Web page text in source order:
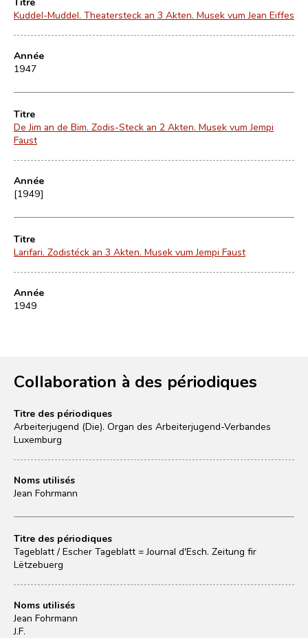
Kuddel-Muddel. Theatersteck an 3 Akten. Musek vum Jean Eiffes
Année
1947
Titre
De Jim an de Bim. Zodis-Steck an 2 Akten. Musek vum Jempi
Faust
Année
[1949]
Titre
Larifari. Zodistéck an 3 Akten. Musek vum Jempi Faust
Année
1949
Collaboration à des périodiques
Titre des périodiques
Arbeiterjugend (Die). Organ des Arbeiterjugend-Verbandes
Luxemburg
Noms utilisés
Jean Fohrmann
Titre des périodiques
Tageblatt / Escher Tageblatt = Journal d'Esch. Zeitung fir
Lëtzebuerg
Noms utilisés
Jean Fohrmann
J.F.